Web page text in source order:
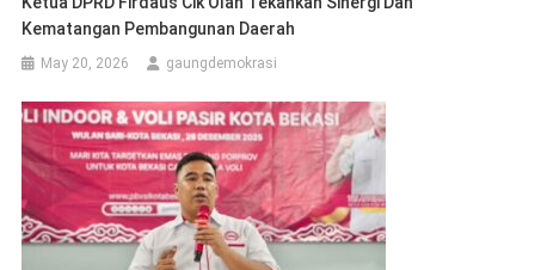
Kematangan Pembangunan Daerah
May 20, 2026 gaungdemokrasi